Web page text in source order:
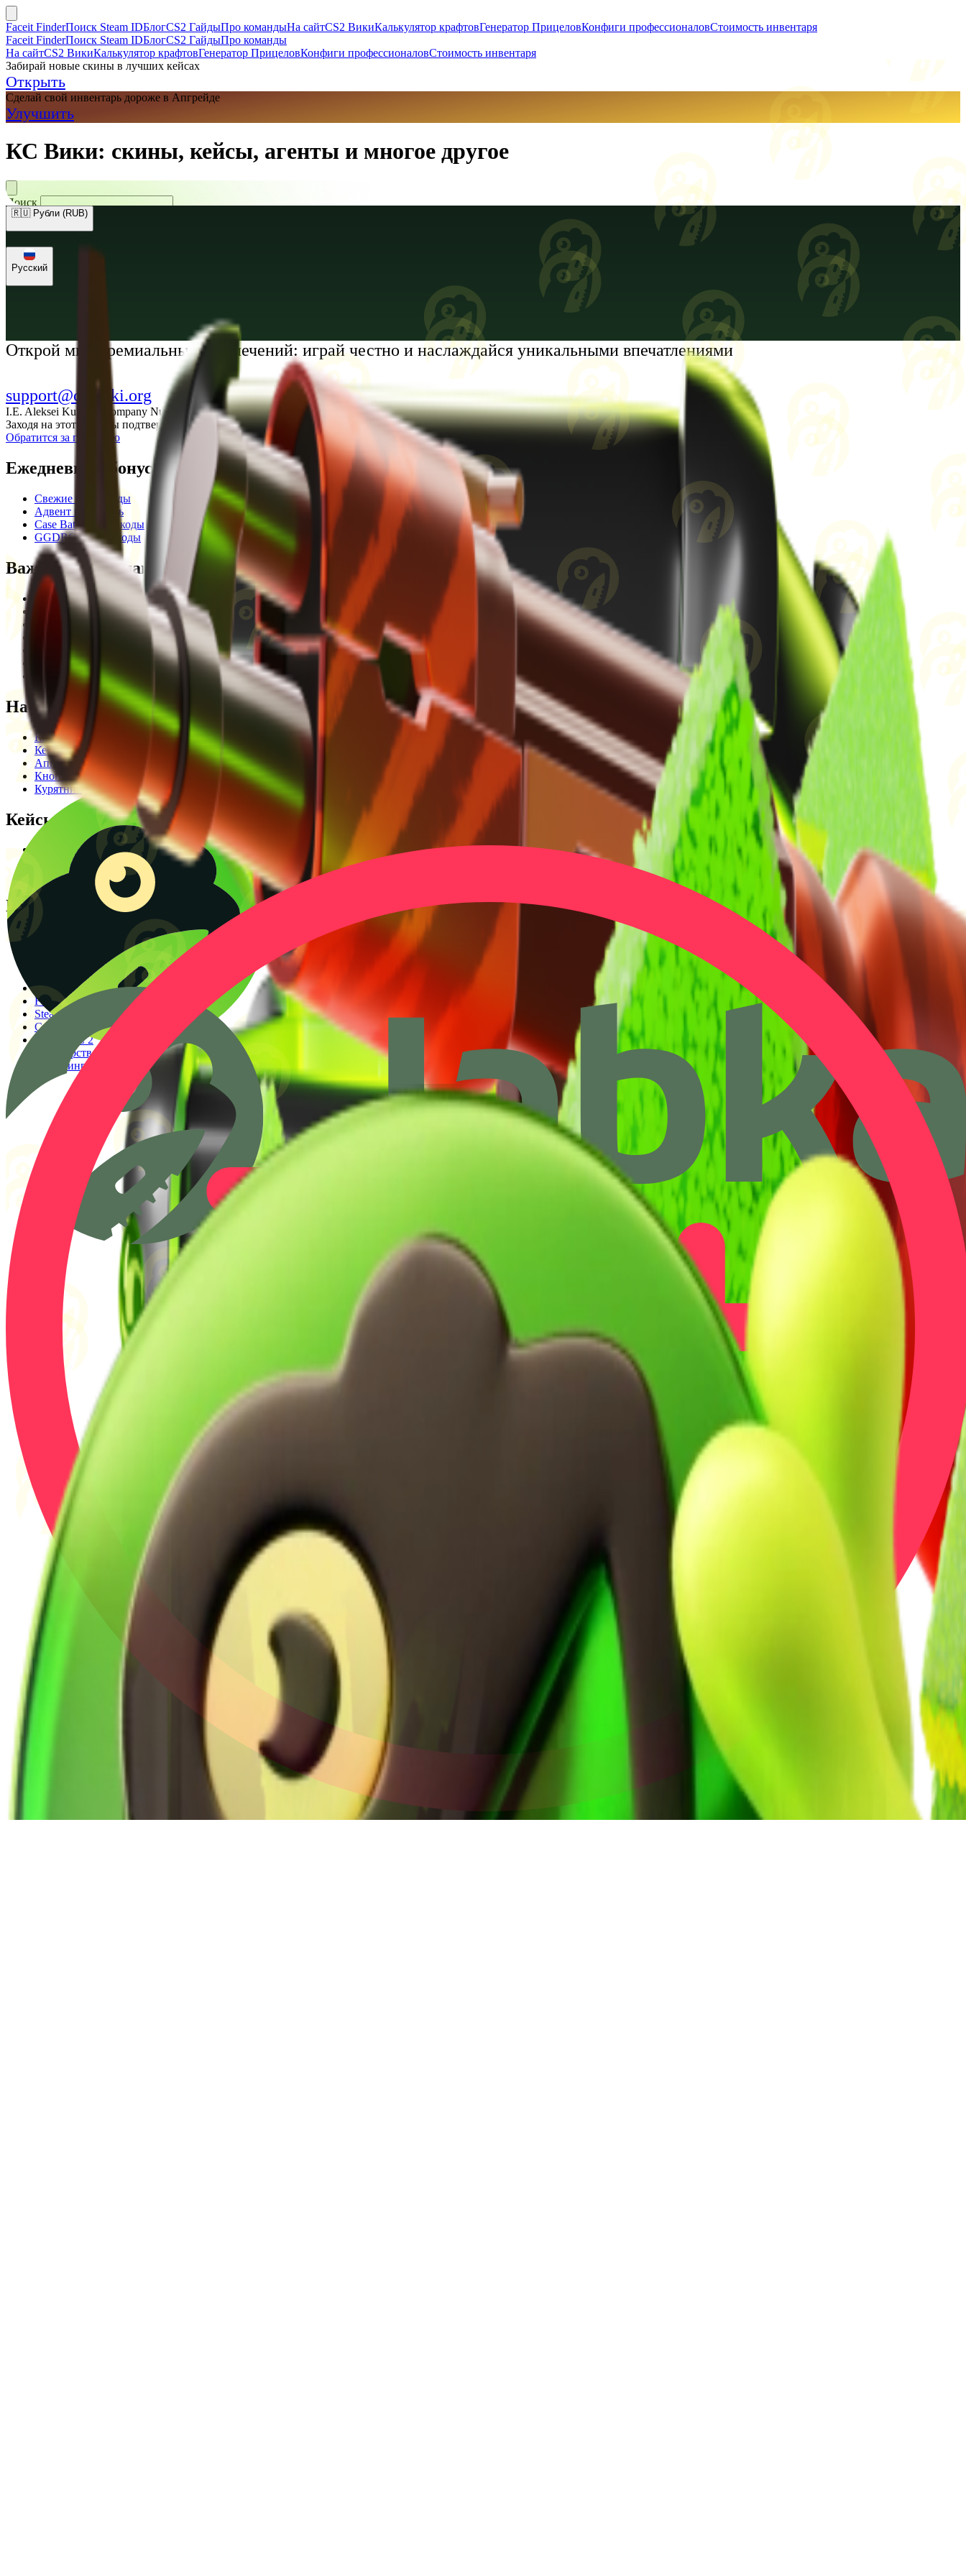
Faceit FinderПоиск Steam IDБлогCS2 ГайдыПро командыНа сайтCS2 ВикиКалькулятор крафтовГенератор ПрицеловКонфиги профессионаловСтоимость инвентаря
Faceit FinderПоиск Steam IDБлогCS2 ГайдыПро команды
На сайтCS2 ВикиКалькулятор крафтовГенератор ПрицеловКонфиги профессионаловСтоимость инвентаря
Забирай новые скины в лучших кейсах
Открыть
Сделай свой инвентарь дороже в Апгрейде
Улучшить
КС Вики: скины, кейсы, агенты и многое другое
Поиск
🇷🇺 Рубли (RUB)
Русский
Открой мир премиальных развлечений: играй честно и наслаждайся уникальными впечатлениями
support@cs-wiki.org
I.E. Aleksei Kurtkin, Company Number 300464601, Georgia, City Batumi, Zhiuli Shartava Avenue, N 32, Apartment N87, Floor N6
Заходя на этот сайт, вы подтверждаете, что вам исполнилось 18 лет. Проблемы с азартными играми?
Обратится за помощью
Ежедневные бонусы
Свежие промокоды
Адвент календарь
Case Battle промокоды
GGDROP промокоды
Важная информация
Пользовательское соглашение
Privacy Policy
Отказ от ответственности
Редакционная политика
Legal Opinion
Контакты
Наши режимы
Кейсы
Кейс батл
Апгрейд
Кнопка
Курятник
Кейсы
Кейсы КС2
Кейсы Раст
Создать КС батл
Полезное
Калькулятор крафтов
Генератор прицелов
Конфиги PRO игроков
Faceit Finder
Steam ID Finder
Стоимость инвентаря Steam
Гайды КС 2
Партнерство
Клиппинг